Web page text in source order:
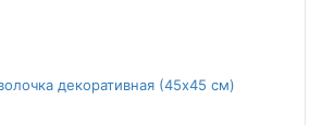
декоративная (45x45 см)